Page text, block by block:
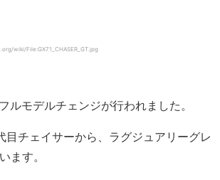
wiki/File:GX71_CHASER_GT.jpg
ルモデルチェンジが行われました。
目チェイサーから、ラグジュアリーグレ
ます。